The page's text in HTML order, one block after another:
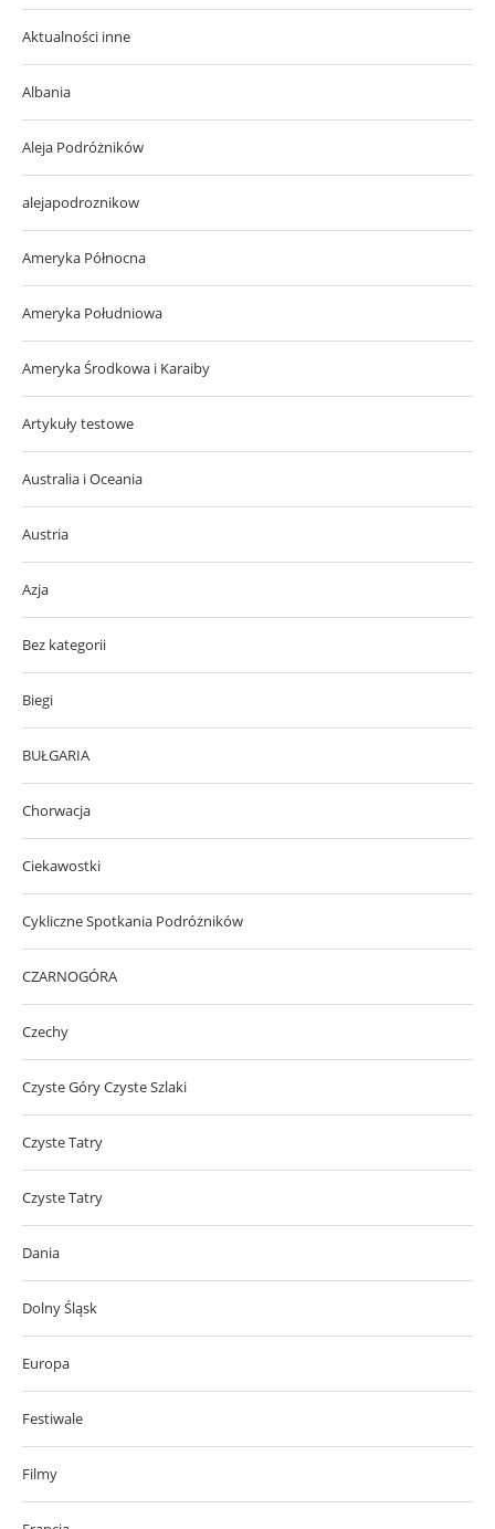
Aktualności inne
Albania
Aleja Podróżników
alejapodroznikow
Ameryka Północna
Ameryka Południowa
Ameryka Środkowa i Karaiby
Artykuły testowe
Australia i Oceania
Austria
Azja
Bez kategorii
Biegi
BUŁGARIA
Chorwacja
Ciekawostki
Cykliczne Spotkania Podróżników
CZARNOGÓRA
Czechy
Czyste Góry Czyste Szlaki
Czyste Tatry
Czyste Tatry
Dania
Dolny Śląsk
Europa
Festiwale
Filmy